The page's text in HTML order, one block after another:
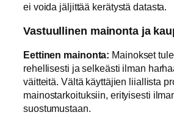
ei voida jäljittää kerätystä datasta.
Vastuullinen mainonta ja
Eettinen mainonta: Mainokset
rehellisesti ja selkeästi ilman
väitteitä. Vältä käyttäjien liiallista
mainostarkoituksiin, erityisesti
suostumustaan.